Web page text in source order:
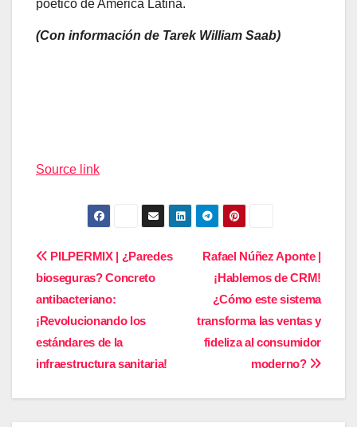
poético de América Latina.
(Con información de Tarek William Saab)
Source link
Navegación
de
entradas
Rafael Núñez Aponte |
¡Hablemos de CRM!
¿Cómo este sistema
transforma las ventas y
fideliza al consumidor
moderno?
PILPERMIX | ¿Paredes
bioseguras? Concreto
antibacteriano:
¡Revolucionando los
estándares de la
infraestructura sanitaria!